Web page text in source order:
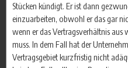
Stücken kündigt. Er ist dann
einzuarbeiten, obwohl er das gar
wenn er das Vertragsverhältnis
muss. In dem Fall hat der
Vertragsgebiet kurzfristig nicht